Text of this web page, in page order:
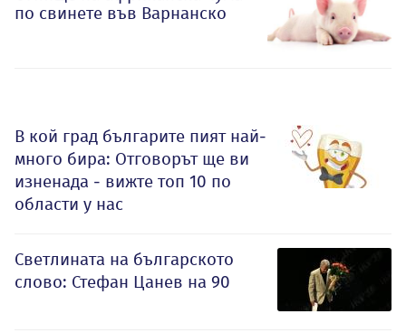
по свинете във Варнанско
В кой град българите пият най-
много бира: Отговорът ще ви
изненада - вижте топ 10 по
области у нас
Светлината на българското
слово: Стефан Цанев на 90